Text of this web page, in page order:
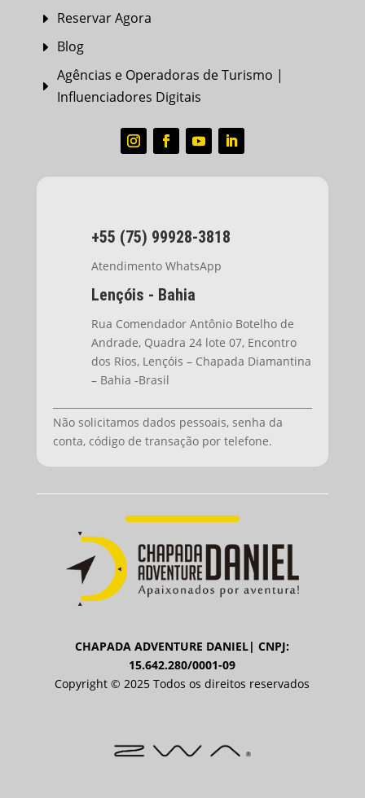
E Reservar Agora
E Blog
E
Agências e Operadoras de Turismo |
Influenciadores Digitais
+55 (75) 99928-3818
Atendimento WhatsApp
Lençóis - Bahia
Rua Comendador Antônio Botelho de
Andrade, Quadra 24 lote 07, Encontro
dos Rios, Lençóis – Chapada Diamantina
– Bahia -Brasil
Não solicitamos dados pessoais, senha da
conta, código de transação por telefone.
CHAPADA ADVENTURE DANIEL| CNPJ:
15.642.280/0001-09
Copyright © 2025 Todos os direitos reservados